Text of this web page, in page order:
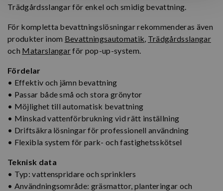
Trädgårdsslangar för enkel och smidig bevattning.
För kompletta bevattningslösningar rekommenderas även
produkter inom Bevattningsautomatik Trädgårdsslangar
och Matarslangarför pop-up-system.
Fördelar
• Effektiv och jämn bevattning
• Passar både små och stora grönytor
• Möjlighet till automatisk bevattning
• Minskad vattenförbrukning vid rätt inställning
• Driftsäkra lösningar för professionell användning
• Flexibla system för park- och fastighetsskötsel
Teknisk data
• Typ: vattenspridare och sprinklers
• Användningsområde: gräsmattor, planteringar och